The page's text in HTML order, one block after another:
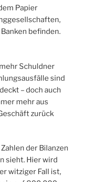
Papier
befinden.
Schuldner
sind
– doch auch
mehr aus
zurück
der Bilanzen
sieht. Hier wird
witziger Fall ist,